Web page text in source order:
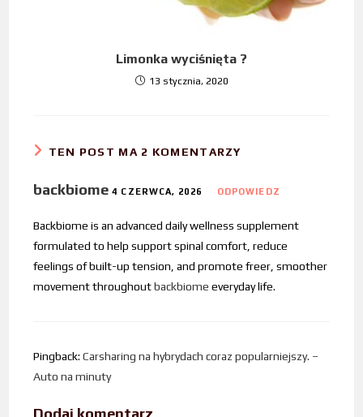
Limonka wyciśnięta ?
13 stycznia, 2020
TEN POST MA 2 KOMENTARZY
backbiome 4 CZERWCA, 2026 ODPOWIEDZ
Backbiome is an advanced daily wellness supplement
formulated to help support spinal comfort, reduce
feelings of built-up tension, and promote freer, smoother
movement throughoutbackbiome everyday life.
Pingback:Carsharing na hybrydach coraz popularniejszy. –
Auto na minuty
Dodaj komentarz